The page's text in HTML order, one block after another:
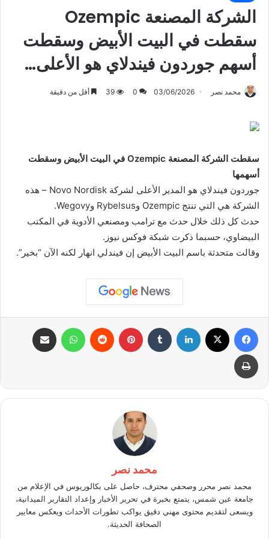
الشركة المصنعة Ozempic
سقطت في البيت الأبيض وسقطت
أسهم جوردون فيندلاي هو الأعلى…
محمد نصر 03/06/2026
0
39 أقل من دقيقة
سقطت الشركة المصنعة Ozempic في البيت الأبيض وسقطت
أسهمها
جوردون فيندلاي هو المدير الأعلى لشركة Novo Nordisk – هذه
الشركة هي التي تنتج Ozempic وRybelsus وWegovy.
حدث كل ذلك خلال حدث مع ترامب ومصنعي الأدوية في المكتب
البيضاوي، حسبما ذكرت شبكة فوكس نيوز.
وقالت متحدثة باسم البيت الأبيض إن فيندلي انهار لكنه الآن “بخير”.
فيسبوك لينكدإن بينتيريست واتساب
طباعة
محمد نصر
محمد نصر محرر وصحفي محترف، حاصل على بكالوريوس في الإعلام من
جامعة عين شمس، يتمتع بخبرة في تحرير الأخبار وإعداد التقارير الميدانية،
ويسعى لتقديم محتوى مهني دقيق يواكب تطورات الأحداث ويعكس معايير
الصحافة الحديثة.